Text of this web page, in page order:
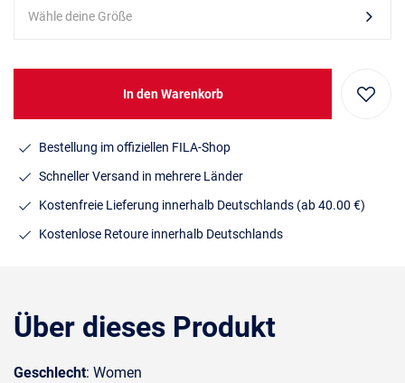
Wähle deine Größe
In den Warenkorb
Bestellung im offiziellen FILA-Shop
Schneller Versand in mehrere Länder
Kostenfreie Lieferung innerhalb Deutschlands (ab 40.00 €)
Kostenlose Retoure innerhalb Deutschlands
Über dieses Produkt
Geschlecht: Women